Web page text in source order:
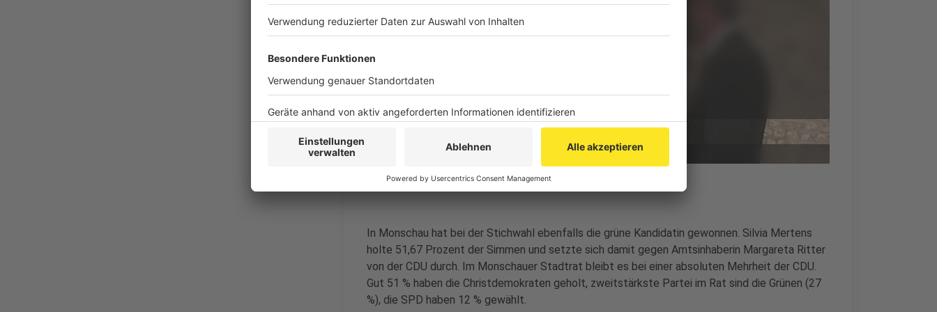
Anzeige
In Monschau hat bei der Stichwahl ebenfalls die grüne Kandidatin gewonnen. Silvia Mertens
holte 51,67 Prozent der Simmen und setzte sich damit gegen Amtsinhaberin Margareta Ritter
von der CDU durch. Im Monschauer Stadtrat bleibt es bei einer absoluten Mehrheit der CDU.
Gut 51 % haben die Christdemokraten geholt, zweitstärkste Partei im Rat sind die Grünen (27
%), die SPD haben 12 % gewählt.